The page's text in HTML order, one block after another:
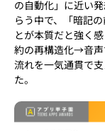
の自動化」に近い
らう中で、「暗記
とが本質だと強く
約の再構造化→音
流れを一気通貫で
た。